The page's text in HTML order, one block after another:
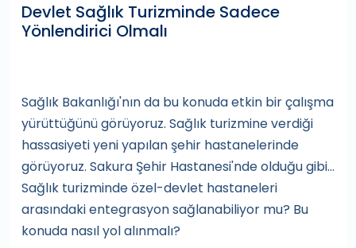
Devlet Sağlık Turizminde Sadece
Yönlendirici Olmalı
Sağlık Bakanlığı'nın da bu konuda etkin bir çalışma
yürüttüğünü görüyoruz. Sağlık turizmine verdiği
hassasiyeti yeni yapılan şehir hastanelerinde
görüyoruz. Sakura Şehir Hastanesi'nde olduğu gibi...
Sağlık turizminde özel-devlet hastaneleri
arasındaki entegrasyon sağlanabiliyor mu? Bu
konuda nasıl yol alınmalı?